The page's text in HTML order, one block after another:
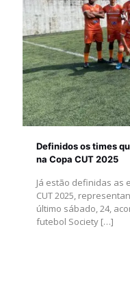
Definidos os times
na Copa CUT 2025
Já estão definidas as
CUT 2025,
último sábado, 24,
futebol Society […]